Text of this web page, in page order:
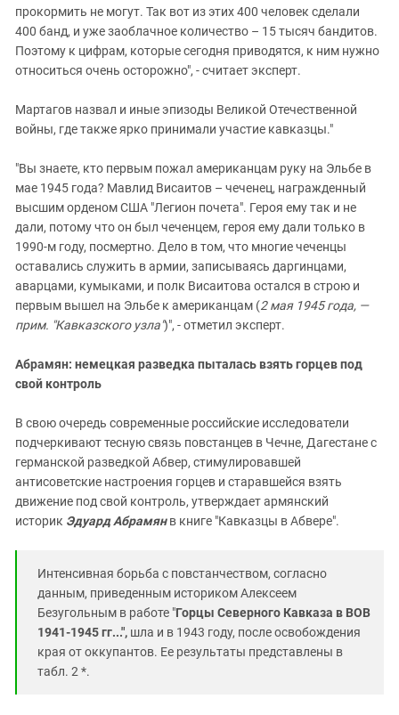
прокормить не могут. Так вот из этих 400 человек сделали
400 банд, и уже заоблачное количество – 15 тысяч бандитов.
Поэтому к цифрам, которые сегодня приводятся, к ним нужно
относиться очень осторожно", - считает эксперт.
Мартагов назвал и иные эпизоды Великой Отечественной
войны, где также ярко принимали участие кавказцы."
"Вы знаете, кто первым пожал американцам руку на Эльбе в
мае 1945 года? Мавлид Висаитов – чеченец, награжденный
высшим орденом США "Легион почета". Героя ему так и не
дали, потому что он был чеченцем, героя ему дали только в
1990-м году, посмертно. Дело в том, что многие чеченцы
оставались служить в армии, записываясь даргинцами,
аварцами, кумыками, и полк Висаитова остался в строю и
первым вышел на Эльбе к американцам (2 мая 1945 года, —
прим. "Кавказского узла")", - отметил эксперт.
Абрамян: немецкая разведка пыталась взять горцев под
свой контроль
В свою очередь современные российские исследователи
подчеркивают тесную связь повстанцев в Чечне, Дагестане с
германской разведкой Абвер, стимулировавшей
антисоветские настроения горцев и старавшейся взять
движение под свой контроль, утверждает армянский
историк Эдуард Абрамянв книге "Кавказцы в Абвере".
Интенсивная борьба с повстанчеством, согласно
данным, приведенным историком Алексеем
Безугольным в работе "Горцы Северного Кавказа в ВОВ
1941-1945 гг...", шла и в 1943 году, после освобождения
края от оккупантов. Ее результаты представлены в
табл. 2 *.